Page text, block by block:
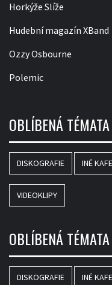
Horkýže Slíže
Hudební magazín XBand
Ozzy Osbourne
Polemic
OBLÍBENÁ TÉMATA
DISKOGRAFIE INÉ KAFE
VIDEOKLIPY
OBLÍBENÁ TÉMATA
DISKOGRAFIE INÉ KAFE